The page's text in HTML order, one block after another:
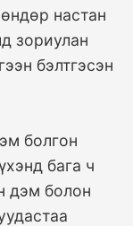
настан
зориулан
бэлтгэсэн
болгон
бага ч
дэм болон